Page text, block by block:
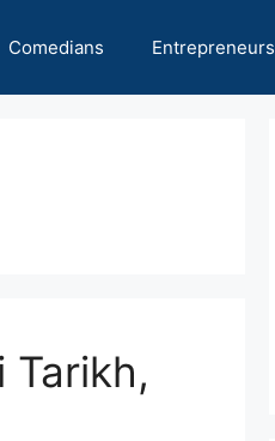
Comedians Entrepreneurs
Tarikh,